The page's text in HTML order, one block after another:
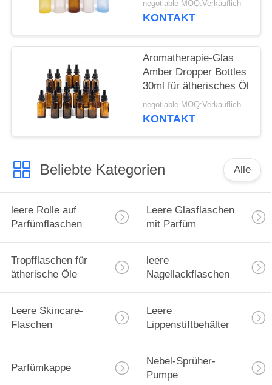
Schulter-
negotiable MOQ:Verkäuflich
KONTAKT
Aromatherapie-Glas
Amber Dropper Bottles
30ml für ätherisches Öl
negotiable MOQ:Verkäuflich
KONTAKT
Beliebte Kategorien Alle
leere Rolle auf
Parfümflaschen
Leere Glasflaschen
mit Parfüm
Tropfflaschen für
ätherische Öle
leere
Nagellackflaschen
Leere Skincare-
Flaschen
Leere
Lippenstiftbehälter
Parfümkappe
Nebel-Sprüher-
Pumpe